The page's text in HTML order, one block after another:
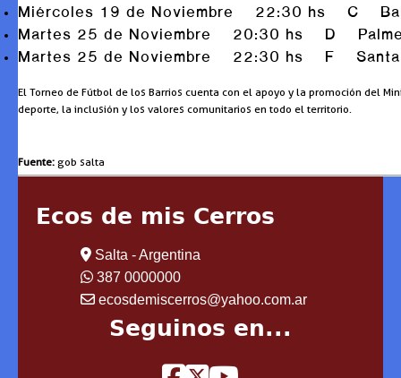
Miércoles 19 de Noviembre 22:30 hs C
Martes 25 de Noviembre 20:30 hs D
Martes 25 de Noviembre 22:30 hs F Santa
El Torneo de Fútbol de los Barrios cuenta con el apoyo y la promoción del
deporte, la inclusión y los valores comunitarios en todo el territorio.
Fuente: gob salta
Ecos de mis Cerros
Salta - Argentina
387 0000000
ecosdemiscerros@yahoo.com.ar
Seguinos en...